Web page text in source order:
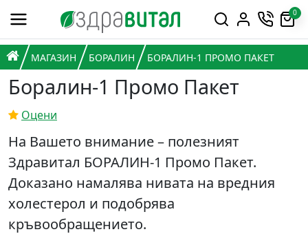
Премини към съдържанието
Горна навигация
0
Главна навигация
НАЧАЛО
МАГАЗИН БОРАЛИН БОРАЛИН-1 ПРОМО ПАКЕТ
Боралин-1 Промо Пакет
Оцени
На Вашето внимание – полезният
Здравитал БОРАЛИН-1 Промо Пакет.
Доказано намалява нивата на вредния
холестерол и подобрява
кръвообращението.